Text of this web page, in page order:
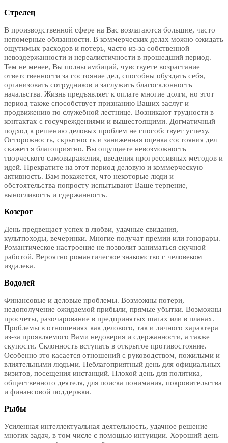
Стрелец
В производственной сфере на Вас возлагаются большие, часто
непомерные обязанности. В коммерческих делах можно ожидать
ощутимых расходов и потерь, часто из-за собственной
невоздержанности и нереалистичности в прошедший период.
Тем не менее, Вы полны амбиций, чувствуете возрастание
ответственности за состояние дел, способны обуздать себя,
организовать сотрудников и заслужить благосклонность
начальства. Жизнь предъявляет к оплате многие долги, но этот
период также способствует признанию Ваших заслуг и
продвижению по служебной лестнице. Возникают трудности в
контактах с госучреждениями и вышестоящими. Догматичный
подход к решению деловых проблем не способствует успеху.
Осторожность, скрытность и заниженная оценка состояния дел
скажется благоприятно. Вы ощущаете невозможность
творческого самовыражения, введения прогрессивных методов и
идей. Прекратите на этот период деловую и коммерческую
активность. Вам покажется, что некоторые люди и
обстоятельства попросту испытывают Ваше терпение,
выносливость и сдержанность.
Козерог
День предвещает успех в любви, удачные свидания,
культпоходы, вечеринки. Многие получат премии или гонорары.
Романтическое настроение не позволит заниматься скучной
работой. Вероятно романтическое знакомство с человеком
издалека.
Водолей
Финансовые и деловые проблемы. Возможны потери,
недополучение ожидаемой прибыли, прямые убытки. Возможны
просчеты, разочарование в предпринятых шагах или в планах.
Проблемы в отношениях как делового, так и личного характера
из-за проявляемого Вами недоверия и сдержанности, а также
скупости. Склонность вступать в открытое противостояние.
Особенно это касается отношений с руководством, пожилыми и
влиятельными людьми. Неблагоприятный день для официальных
визитов, посещения инстанций. Плохой день для политика,
общественного деятеля, для поиска понимания, покровительства
и финансовой поддержки.
Рыбы
Усиленная интеллектуальная деятельность, удачное решение
многих задач, в том числе с помощью интуиции. Хороший день